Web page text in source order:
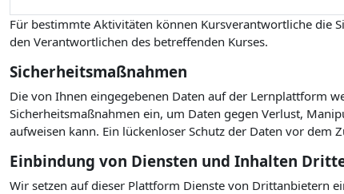
Für bestimmte Aktivitäten können Kursverantwortliche die
den Verantwortlichen des betreffenden Kurses.
Sicherheitsmaßnahmen
Die von Ihnen eingegebenen Daten auf der Lernplattform
Sicherheitsmaßnahmen ein, um Daten gegen Verlust,
aufweisen kann. Ein lückenloser Schutz der Daten vor
Einbindung von Diensten und Inhalten
Wir setzen auf dieser Plattform Dienste von Drittanbietern